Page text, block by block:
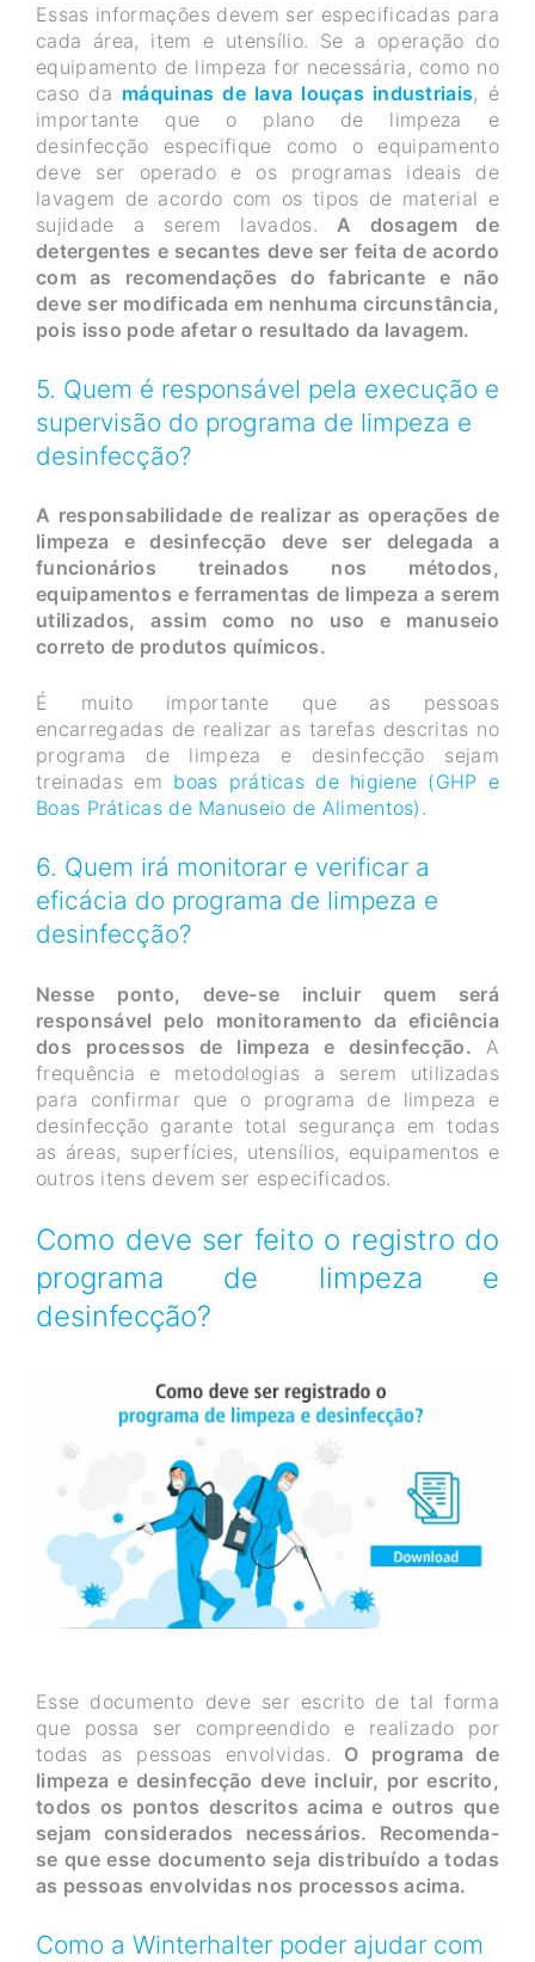
Essas informações devem ser especificadas para
cada área, item e utensílio. Se a operação do
equipamento de limpeza for necessária, como no
caso da máquinas de lava louças industriais, é
importante que o plano de limpeza e
desinfecção especifique como o equipamento
deve ser operado e os programas ideais de
lavagem de acordo com os tipos de material e
sujidade a serem lavados. A dosagem de
detergentes e secantes deve ser feita de acordo
com as recomendações do fabricante e não
deve ser modificada em nenhuma circunstância,
pois isso pode afetar o resultado da lavagem.
5. Quem é responsável pela execução e
supervisão do programa de limpeza e
desinfecção?
A responsabilidade de realizar as operações de
limpeza e desinfecção deve ser delegada a
funcionários treinados nos métodos,
equipamentos e ferramentas de limpeza a serem
utilizados, assim como no uso e manuseio
correto de produtos químicos.
É muito importante que as pessoas
encarregadas de realizar as tarefas descritas no
programa de limpeza e desinfecção sejam
treinadas em boas práticas de higiene (GHP e
Boas Práticas de Manuseio de Alimentos).
6. Quem irá monitorar e verificar a
eficácia do programa de limpeza e
desinfecção?
Nesse ponto, deve-se incluir quem será
responsável pelo monitoramento da eficiência
dos processos de limpeza e desinfecção. A
frequência e metodologias a serem utilizadas
para confirmar que o programa de limpeza e
desinfecção garante total segurança em todas
as áreas, superfícies, utensílios, equipamentos e
outros itens devem ser especificados.
Como deve ser feito o registro do
programa de limpeza e
desinfecção?
Esse documento deve ser escrito de tal forma
que possa ser compreendido e realizado por
todas as pessoas envolvidas. O programa de
limpeza e desinfecção deve incluir, por escrito,
todos os pontos descritos acima e outros que
sejam considerados necessários. Recomenda-
se que esse documento seja distribuído a todas
as pessoas envolvidas nos processos acima.
Como a Winterhalter poder ajudar com